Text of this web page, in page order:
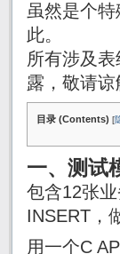
虽然是个
此。
所有涉及
露，敬请谅
目录 (Contents) [
一、测试
包含12张
INSERT，
用一个C